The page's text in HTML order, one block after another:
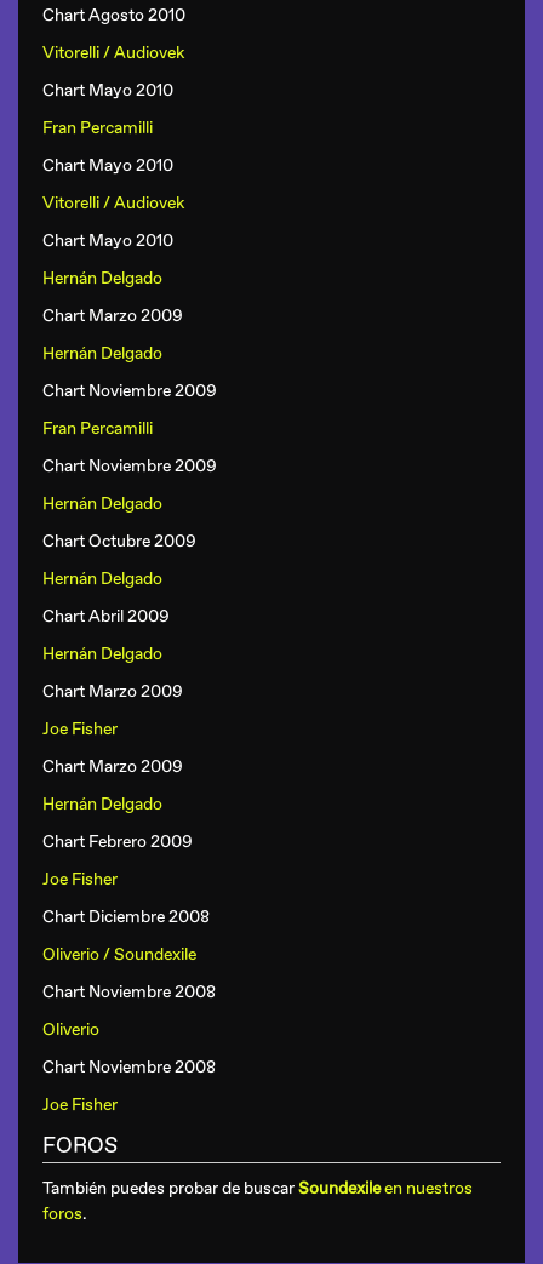
Chart Agosto 2010
Vitorelli / Audiovek
Chart Mayo 2010
Fran Percamilli
Chart Mayo 2010
Vitorelli / Audiovek
Chart Mayo 2010
Hernán Delgado
Chart Marzo 2009
Hernán Delgado
Chart Noviembre 2009
Fran Percamilli
Chart Noviembre 2009
Hernán Delgado
Chart Octubre 2009
Hernán Delgado
Chart Abril 2009
Hernán Delgado
Chart Marzo 2009
Joe Fisher
Chart Marzo 2009
Hernán Delgado
Chart Febrero 2009
Joe Fisher
Chart Diciembre 2008
Oliverio / Soundexile
Chart Noviembre 2008
Oliverio
Chart Noviembre 2008
Joe Fisher
FOROS
También puedes probar de buscarSoundexileen nuestros
foros.